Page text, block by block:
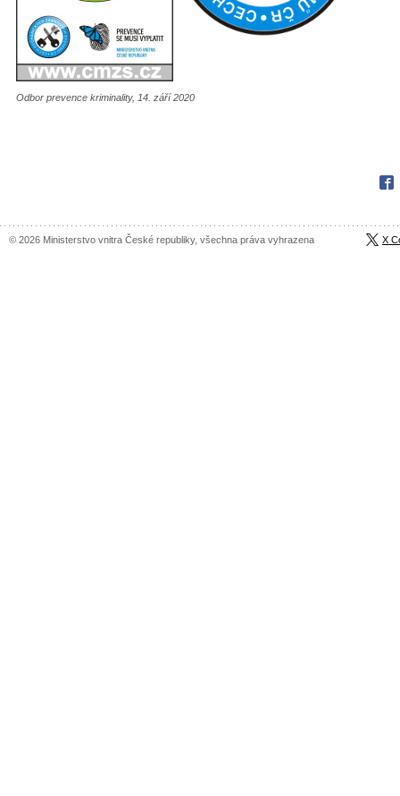
Odbor prevence kriminality, 14. září 2020
© 2026 Ministerstvo vnitra České republiky, všechna práva vyhrazena X